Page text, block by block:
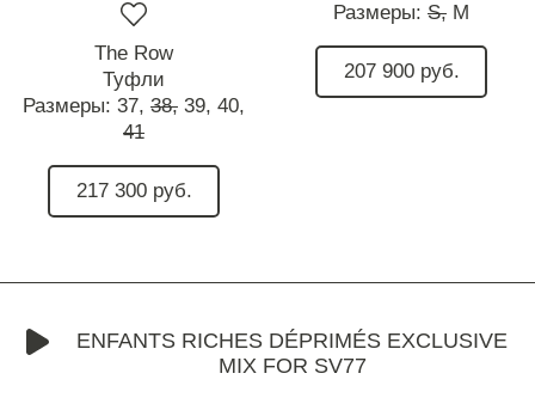
The Row
Туфли
Размеры: 37, 38, 39, 40,
41
217 300 руб.
Размеры: S, M
207 900 руб.
ENFANTS RICHES DÉPRIMÉS EXCLUSIVE
MIX FOR SV77